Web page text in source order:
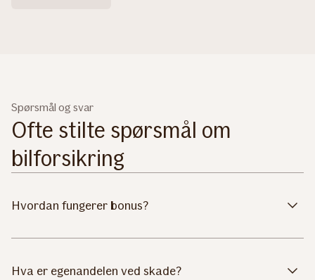
Spørsmål og svar
Ofte stilte spørsmål om
bilforsikring
Hvordan fungerer bonus?
Hva er egenandelen ved skade?